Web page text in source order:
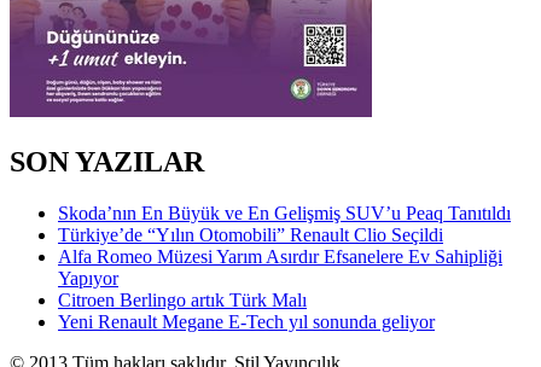
SON YAZILAR
Skoda’nın En Büyük ve En Gelişmiş SUV’u Peaq Tanıtıldı
Türkiye’de “Yılın Otomobili” Renault Clio Seçildi
Alfa Romeo Müzesi Yarım Asırdır Efsanelere Ev Sahipliği
Yapıyor
Citroen Berlingo artık Türk Malı
Yeni Renault Megane E-Tech yıl sonunda geliyor
© 2013 Tüm hakları saklıdır. Stil Yayıncılık